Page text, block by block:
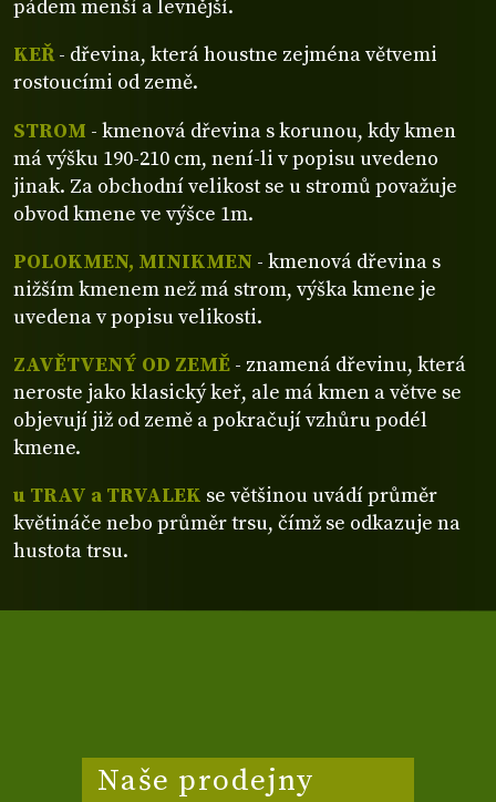
pádem menší a levnější.
KEŘ- dřevina, která houstne zejména větvemi
rostoucími od země.
STROM - kmenová dřevina s korunou, kdy kmen
má výšku 190-210 cm, není-li v popisu uvedeno
jinak. Za obchodní velikost se u stromů považuje
obvod kmene ve výšce 1m.
POLOKMEN, MINIKMEN - kmenová dřevina s
nižším kmenem než má strom, výška kmene je
uvedena v popisu velikosti.
ZAVĚTVENÝ OD ZEMĚ - znamená dřevinu, která
neroste jako klasický keř, ale má kmen a větve se
objevují již od země a pokračují vzhůru podél
kmene.
u TRAV a TRVALEK se většinou uvádí průměr
květináče nebo průměr trsu, čímž se odkazuje na
hustota trsu.
Naše prodejny